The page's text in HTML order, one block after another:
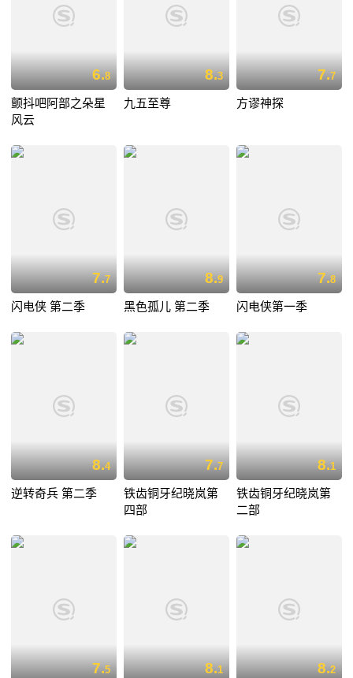
6.8
颤抖吧阿部之朵星
风云
8.3
九五至尊
7.7
方谬神探
7.7
闪电侠 第二季
8.9
黑色孤儿 第二季
7.8
闪电侠第一季
8.4
逆转奇兵 第二季
7.7
铁齿铜牙纪晓岚第
四部
8.1
铁齿铜牙纪晓岚第
二部
7.5 8.1 8.2